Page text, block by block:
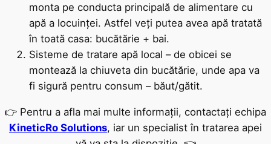
monta pe conducta principală de alimentare cu
apă a locuinței. Astfel veți putea avea apă tratată
în toată casa: bucătărie + bai.
Sisteme de tratare apă local – de obicei se
montează la chiuveta din bucătărie, unde apa va
fi sigură pentru consum – băut/gătit.
👉 Pentru a afla mai multe informații, contactați echipa
KineticRo Solutions, iar un specialist în tratarea apei